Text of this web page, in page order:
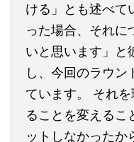
ける」とも述べて
った場合、それに
いと思います」と
し、今回のラウ
ています。 それ
ることを変えるこ
ットしなかったか